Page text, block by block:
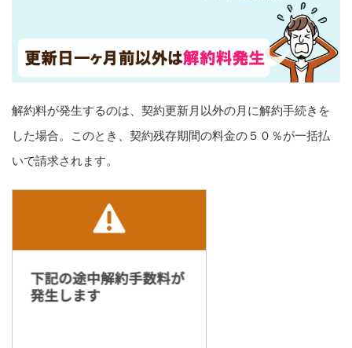
解約料が発生するのは、契約更新月以外の月に解約手続きを
した場合。このとき、契約残存期間の料金の５０％が一括払
いで請求されます。